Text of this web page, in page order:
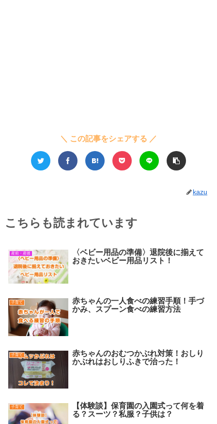
＼ この記事をシェアする ／
kazu
こちらも読まれています
産前・産後
〈ベビー用品の準備〉退院後に揃えて
おきたいベビー用品リスト！
子育て
赤ちゃんの一人食べの練習手順！手づ
かみ、スプーン食べの練習方法
子育て
赤ちゃんのおむつかぶれ対策！おしり
かぶれはおしりふきで治った！
子育て
【体験談】保育園の入園式って何を着
る？スーツ？私服？子供は？